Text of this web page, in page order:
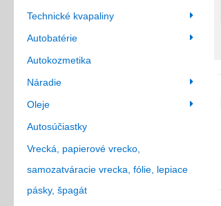
Technické kvapaliny
Autobatérie
Autokozmetika
Náradie
Oleje
Autosúčiastky
Vrecká, papierové vrecko,
samozatváracie vrecka, fólie, lepiace
pásky, špagát